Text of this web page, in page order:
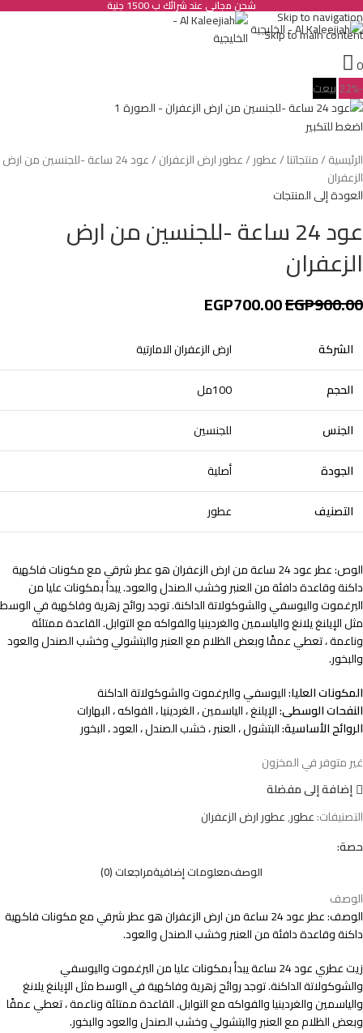
Skip to navigation
Skip to main content
شحن مجانى عند شرائك ب 1500 جنية
0
-22%
بيعت
اضغط للتكبير
الرئيسية منتجاتنا عطور عطور ارض الزعفران
عود 24 ساعة -للجنسين من ارض
الزعفران
العودة إلى المنتجات
عود 24 ساعة -للجنسين من ارض
الزعفران
EGP900.00
EGP700.00
الشركة
ارض الزعفران الامارتية
الحجم
100مل
الجنس
للجنسين
الجودة
أصلية
التصنيف
عطور
الوص: عطر عود 24 ساعة من ارض الزعفران هو عطر شرقي مع مكونات فاكهية
داكنة وقاعدة دافئة من العنبر وخشب الصندل والعود.يبدأ بمكونات عليا من
البرغموت واليوسفي والشوكولاتة الداكنة. توجد روائح زهرية وفاكهية في الوسط
مثل الإيلنغ يلانغ والياسمين والغردينيا والفواكه مع التوابل. القاعدة ممتلئة
وناعمة ، تعطي عمقًا وبعض الظلام مع العنبر والبتشولي وخشب الصندل والعود
والبخور.
المكونات العليا:اليوسفي والبرغموت والشوكولاتة الداكنة
النفحات الوسطى:الإيلنغ ، الياسمين ، الغردينيا ، الفواكه ، البهارات
الروائح الأساسية:البتشول ، العنبر ، خشب الصندل ، العود ، البخور
غير متوفر في المخزون
إضافة إلى مفضلة
التصنيفات:عطور,عطور ارض الزعفران
حصة:
الوصفمعلومات إضافيةمراجعات (0)
الوصف
الوصف: عطر عود 24 ساعة من ارض الزعفران هو عطر شرقي مع مكونات فاكهية
داكنة وقاعدة دافئة من العنبر وخشب الصندل والعود.
زيت عطري عود 24 ساعة يبدأ بمكونات عليا من البرغموت واليوسفي
والشوكولاتة الداكنة. توجد روائح زهرية وفاكهية في الوسط مثل الإيلنغ يلانغ
والياسمين والغردينيا والفواكه مع التوابل. القاعدة ممتلئة وناعمة ، تعطي عمقًا
وبعض الظلام مع العنبر والبتشولي وخشب الصندل والعود والبخور.